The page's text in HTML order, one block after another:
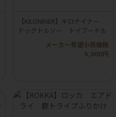
【KILONINER】キロナイナー
ドッグトルソー トイプードル
メーカー希望小売価格
5,000円